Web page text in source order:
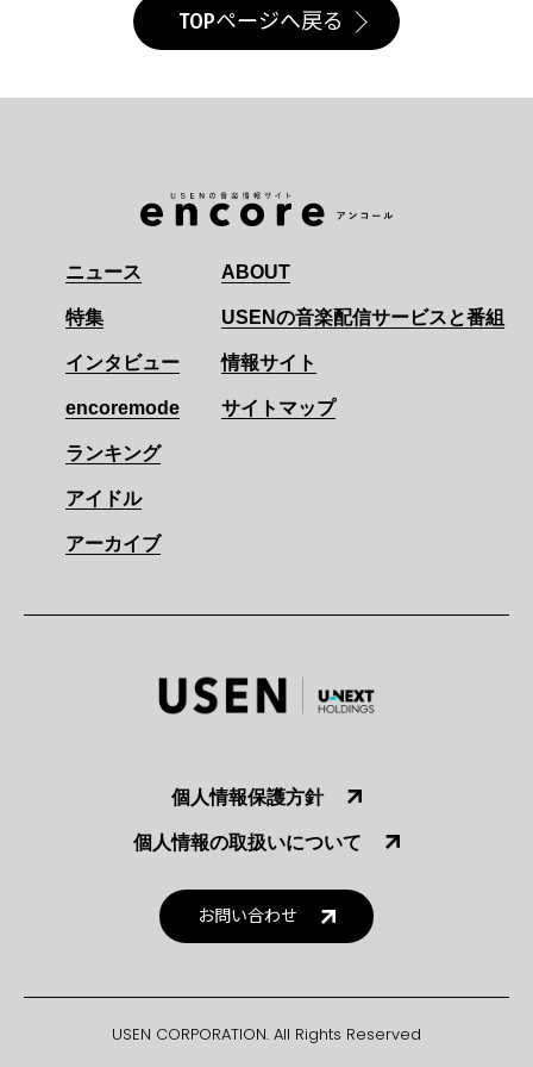
TOPページへ戻る
ニュース
特集
インタビュー
encoremode
ランキング
アイドル
アーカイブ
ABOUT
USENの音楽配信サービスと番組
情報サイト
サイトマップ
個人情報保護方針
個人情報の取扱いについて
お問い合わせ
USEN CORPORATION. All Rights Reserved